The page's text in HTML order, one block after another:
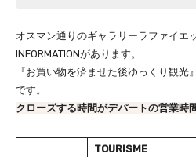
オスマン通りのギャラリーラファイエ
INFORMATIONがあります。
『お買い物を済ませた後ゆっくり観
です。
クローズする時間がデパートの営業時
TOURISME